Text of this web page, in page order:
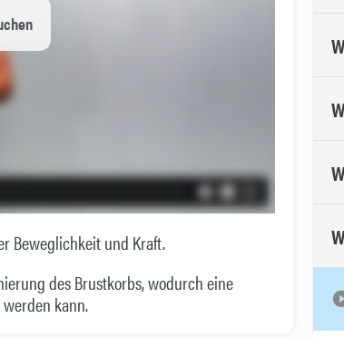
Beweglichkeit und Kraft.
des Brustkorbs, wodurch eine
kann.